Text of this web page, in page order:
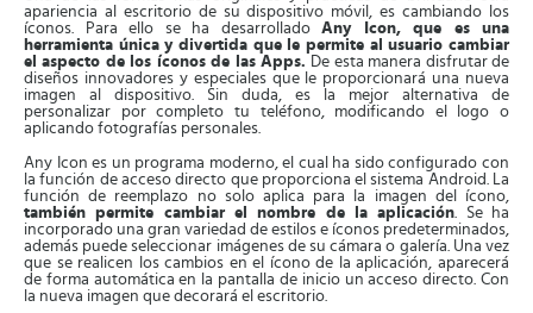
apariencia al escritorio de su dispositivo móvil, es cambiando los
íconos. Para ello se ha desarrollado Any Icon, que es una
herramienta única y divertida que le permite al usuario cambiar
el aspecto de los íconos de las Apps. De esta manera disfrutar de
diseños innovadores y especiales que le proporcionará una nueva
imagen al dispositivo. Sin duda, es la mejor alternativa de
personalizar por completo tu teléfono, modificando el logo o
aplicando fotografías personales.
Any Icon es un programa moderno, el cual ha sido configurado con
la función de acceso directo que proporciona el sistema Android. La
función de reemplazo no solo aplica para la imagen del ícono,
también permite cambiar el nombre de la aplicación. Se ha
incorporado una gran variedad de estilos e íconos predeterminados,
además puede seleccionar imágenes de su cámara o galería. Una vez
que se realicen los cambios en el ícono de la aplicación, aparecerá
de forma automática en la pantalla de inicio un acceso directo. Con
la nueva imagen que decorará el escritorio.